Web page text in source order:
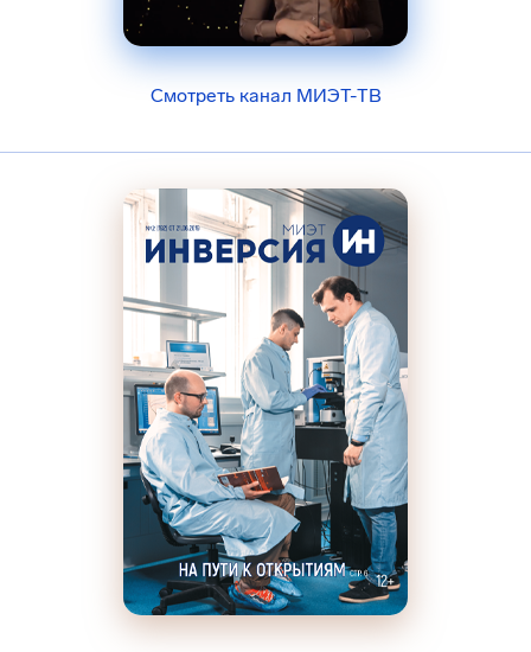
Смотреть канал МИЭТ-ТВ